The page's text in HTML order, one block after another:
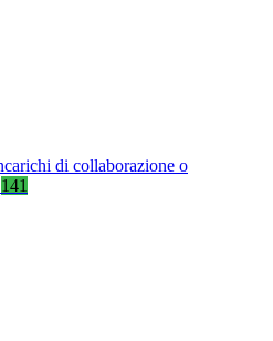
di collaborazione o
141